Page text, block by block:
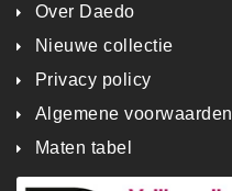
Over Daedo
Nieuwe collectie
Privacy policy
Algemene voorwaarden
Maten tabel